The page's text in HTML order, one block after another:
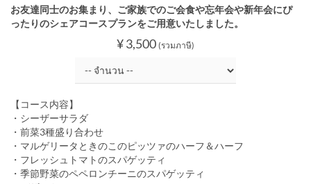
お友達同士のお集まり、ご家族でのご会食や忘年会や新年会にぴ
ったりのシェアコースプランをご用意いたしました。
¥ 3,500 (รวมภาษี)
【コース内容】
・シーザーサラダ
・前菜3種盛り合わせ
・マルゲリータときのこのピッツァのハーフ＆ハーフ
・フレッシュトマトのスパゲッティ
・季節野菜のペペロンチーニのスパゲッティ